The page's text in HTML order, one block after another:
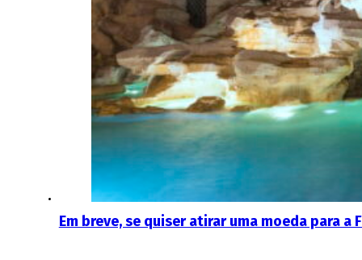
Em breve, se quiser atirar uma moeda para